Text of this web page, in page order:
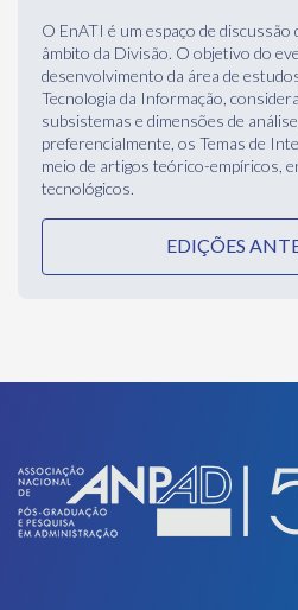
EDIÇÕES
/oficial.anpad ANPAD
ANPAD_Oficial ANPAD